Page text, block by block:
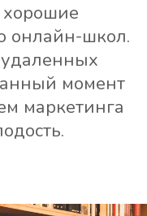
хорошие
онлайн-школ.
момент
маркетинга